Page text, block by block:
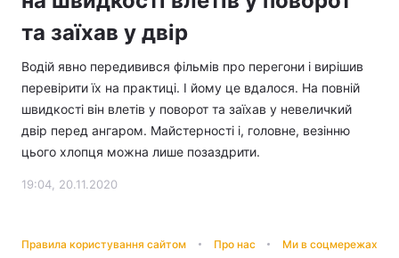
та заїхав у двір
Водій явно передивився фільмів про перегони і вирішив
перевірити їх на практиці. І йому це вдалося. На повній
швидкості він влетів у поворот та заїхав у невеличкий
двір перед ангаром. Майстерності і, головне, везінню
цього хлопця можна лише позаздрити.
19:04, 20.11.2020
Правила користування сайтом Про нас Ми в соцмережах